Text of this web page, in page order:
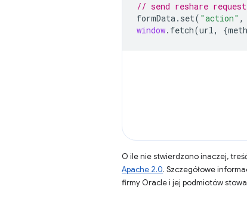
// send reshare request
formData. set( "action" ,
window. fetch(url, {
O ile nie stwierdzono inaczej,
Apache 2.0. Szczegółowe
firmy Oracle i jej podmiotów